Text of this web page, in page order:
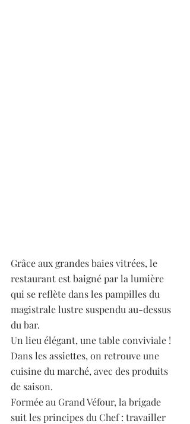
Grâce aux grandes baies vitrées, le
restaurant est baigné par la lumière
qui se reflète dans les pampilles du
magistrale lustre suspendu au-dessus
du bar.
Un lieu élégant, une table conviviale !
Dans les assiettes, on retrouve une
cuisine du marché, avec des produits
de saison.
Formée au Grand Véfour, la brigade
suit les principes du Chef : travailler